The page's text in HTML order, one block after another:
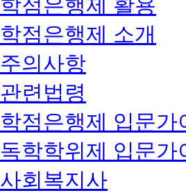
학점은행제 활용
학점은행제 소개
주의사항
관련법령
학점은행제 입문가
독학학위제 입문가
사회복지사